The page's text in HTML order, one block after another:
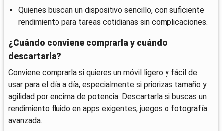
Quienes buscan un dispositivo sencillo, con suficiente
rendimiento para tareas cotidianas sin complicaciones.
¿Cuándo conviene comprarla y cuándo
descartarla?
Conviene comprarla si quieres un móvil ligero y fácil de
usar para el día a día, especialmente si priorizas tamaño y
agilidad por encima de potencia. Descartarla si buscas un
rendimiento fluido en apps exigentes, juegos o fotografía
avanzada.